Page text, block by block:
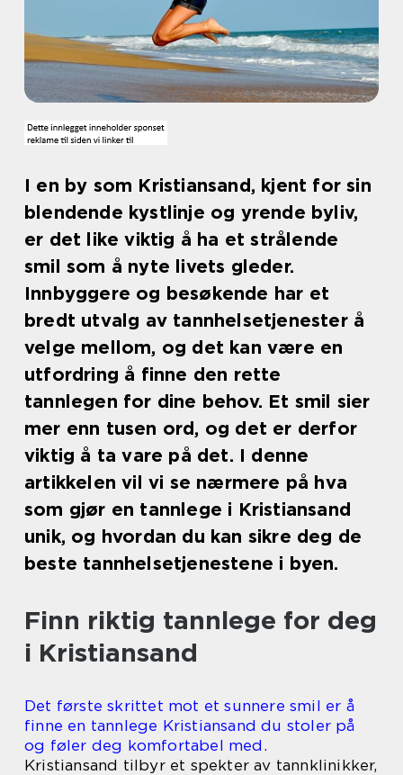
I en by som Kristiansand, kjent for sin
blendende kystlinje og yrende byliv,
er det like viktig å ha et strålende
smil som å nyte livets gleder.
Innbyggere og besøkende har et
bredt utvalg av tannhelsetjenester å
velge mellom, og det kan være en
utfordring å finne den rette
tannlegen for dine behov. Et smil sier
mer enn tusen ord, og det er derfor
viktig å ta vare på det. I denne
artikkelen vil vi se nærmere på hva
som gjør en tannlege i Kristiansand
unik, og hvordan du kan sikre deg de
beste tannhelsetjenestene i byen.
Finn riktig tannlege for deg
i Kristiansand
Det første skrittet mot et sunnere smil er å
finne en tannlege Kristiansand du stoler på
og føler deg komfortabel med.
Kristiansand tilbyr et spekter av tannklinikker,